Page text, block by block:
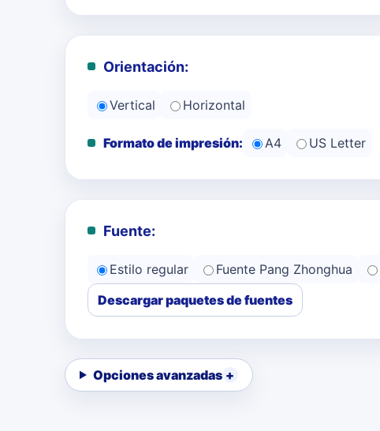
Orientación:
Vertical Horizontal
Formato de impresión: A4 US Letter
Fuente:
Estilo regular Fuente Pang Zhonghua
Descargar paquetes de fuentes
Opciones avanzadas